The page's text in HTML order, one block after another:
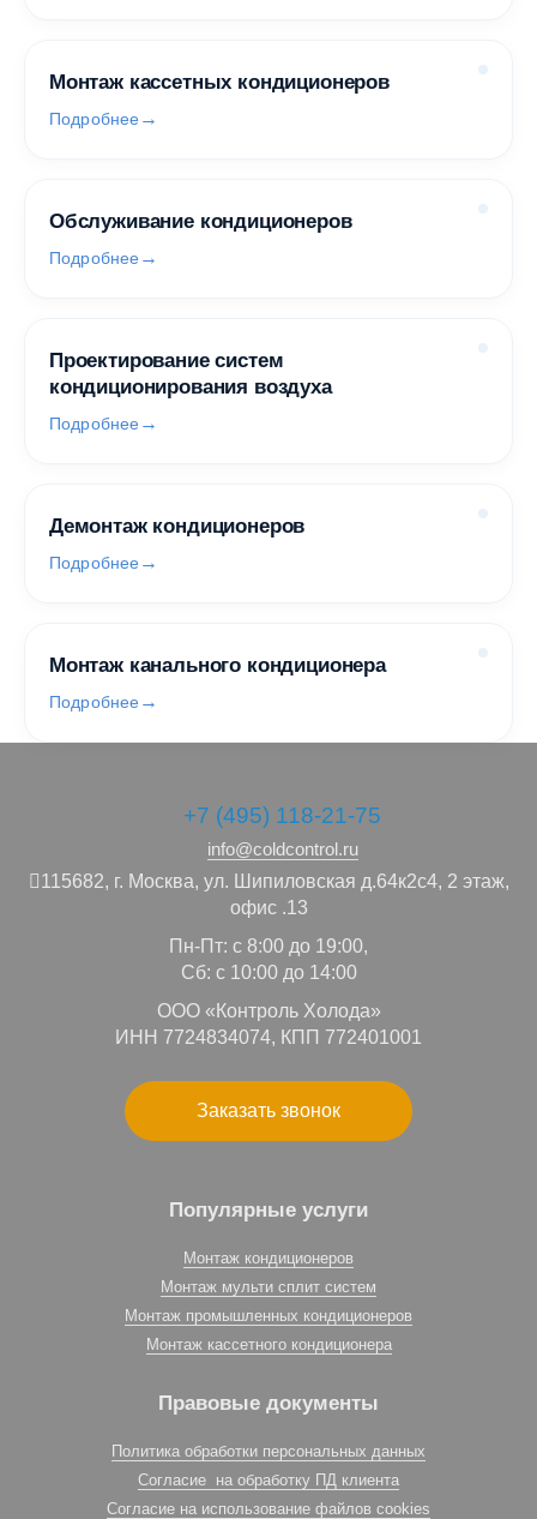
Монтаж кассетных кондиционеров
Подробнее
Обслуживание кондиционеров
Подробнее
Проектирование систем
кондиционирования воздуха
Подробнее
Демонтаж кондиционеров
Подробнее
Монтаж канального кондиционера
Подробнее
+7 (495) 118-21-75
info@coldcontrol.ru
115682, г. Москва, ул. Шипиловская д.64к2с4, 2 этаж,
офис .13
Пн-Пт: с 8:00 до 19:00,
Сб: с 10:00 до 14:00
ООО «Контроль Холода»
ИНН 7724834074, КПП 772401001
Заказать звонок
Популярные услуги
Монтаж кондиционеров
Монтаж мульти сплит систем
Монтаж промышленных кондиционеров
Монтаж кассетного кондиционера
Правовые документы
Политика обработки персональных данных
Согласие на обработку ПД клиента
Согласие на использование файлов cookies